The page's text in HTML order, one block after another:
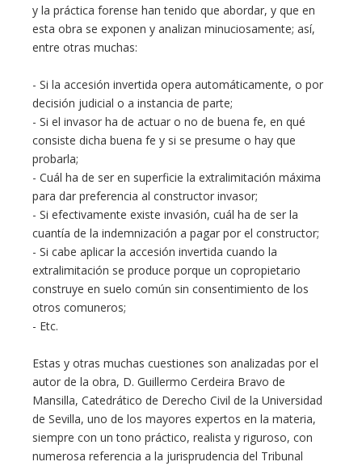
y la práctica forense han tenido que abordar, y que en
esta obra se exponen y analizan minuciosamente; así,
entre otras muchas:
- Si la accesión invertida opera automáticamente, o por
decisión judicial o a instancia de parte;
- Si el invasor ha de actuar o no de buena fe, en qué
consiste dicha buena fe y si se presume o hay que
probarla;
- Cuál ha de ser en superficie la extralimitación máxima
para dar preferencia al constructor invasor;
- Si efectivamente existe invasión, cuál ha de ser la
cuantía de la indemnización a pagar por el constructor;
- Si cabe aplicar la accesión invertida cuando la
extralimitación se produce porque un copropietario
construye en suelo común sin consentimiento de los
otros comuneros;
- Etc.
Estas y otras muchas cuestiones son analizadas por el
autor de la obra, D. Guillermo Cerdeira Bravo de
Mansilla, Catedrático de Derecho Civil de la Universidad
de Sevilla, uno de los mayores expertos en la materia,
siempre con un tono práctico, realista y riguroso, con
numerosa referencia a la jurisprudencia del Tribunal